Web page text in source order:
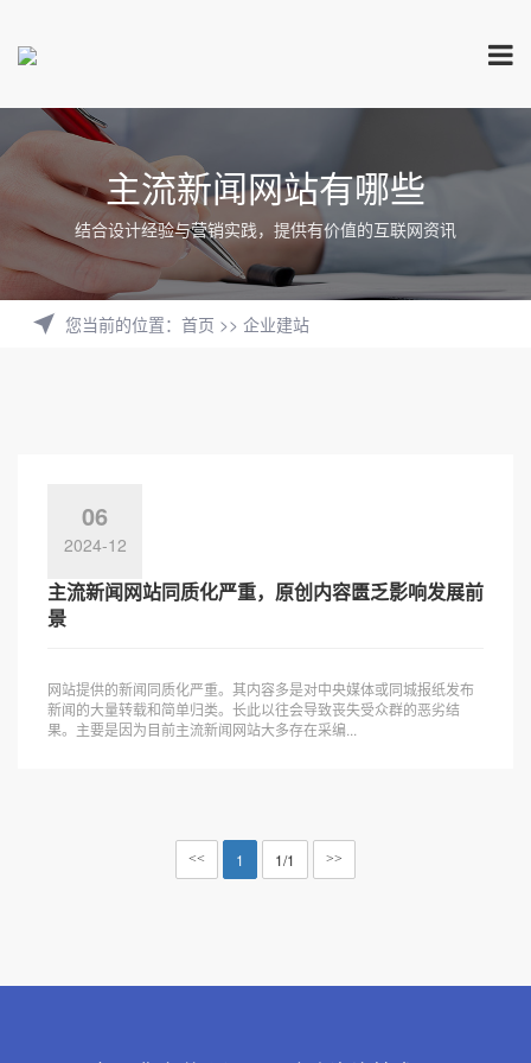
主流新闻网站有哪些
结合设计经验与营销实践，提供有价值的互联网资讯
您当前的位置： 首页 >> 企业建站
06
2024-12
主流新闻网站同质化严重，原创内容匮乏影响发展前
景
网站提供的新闻同质化严重。其内容多是对中央媒体或同城报纸发布
新闻的大量转载和简单归类。长此以往会导致丧失受众群的恶劣结
果。主要是因为目前主流新闻网站大多存在采编...
<< 1 1/1 >>